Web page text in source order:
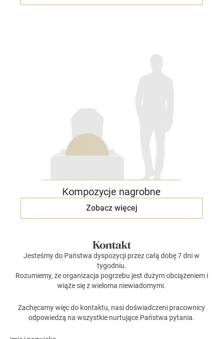
Kompozycje nagrobne
Zobacz więcej
Kontakt
Jesteśmy do Państwa dyspozycji przez całą dobę 7 dni w
tygodniu.
Rozumiemy, że organizacja pogrzebu jest dużym obciążeniem i
wiąże się z wieloma niewiadomymi.
Zachęcamy więc do kontaktu, nasi doświadczeni pracownicy
odpowiedzą na wszystkie nurtujące Państwa pytania.